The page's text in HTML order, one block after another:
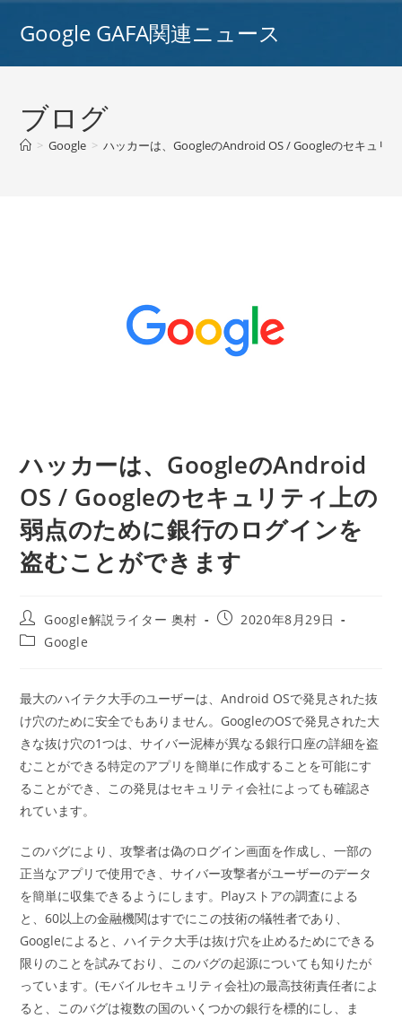
Google GAFA関連ニュース
ブログ
> Google > ハッカーは、GoogleのAndroid OS / Googleのセキュリ
ハッカーは、GoogleのAndroid
OS / Googleのセキュリティ上の
弱点のために銀行のログインを
盗むことができます
投
稿
者:
Google解説ライター 奥村
投
2020年8月29日
投
テ
ゴ
リ
ー:
Google
最大のハイテク大手のユーザーは、Android OSで発見された抜
け穴のために安全でもありません。GoogleのOSで発見された大
きな抜け穴の1つは、サイバー泥棒が異なる銀行口座の詳細を盗
むことができる特定のアプリを簡単に作成することを可能にす
ることができ、この発見はセキュリティ会社によっても確認さ
れています。
このバグにより、攻撃者は偽のログイン画面を作成し、一部の
正当なアプリで使用でき、サイバー攻撃者がユーザーのデータ
を簡単に収集できるようにします。Playストアの調査による
と、60以上の金融機関はすでにこの技術の犠牲者であり、
Googleによると、ハイテク大手は抜け穴を止めるためにできる
限りのことを試みており、このバグの起源についても知りたが
っています。(モバイルセキュリティ会社)の最高技術責任者によ
ると、このバグは複数の国のいくつかの銀行を標的にし、ま